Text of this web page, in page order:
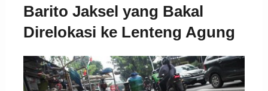
Barito Jaksel yang Bakal
Direlokasi ke Lenteng Agung